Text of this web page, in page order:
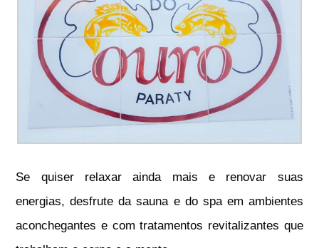
Se quiser relaxar ainda mais e renovar suas
energias, desfrute da sauna e do spa em ambientes
aconchegantes e com tratamentos revitalizantes que